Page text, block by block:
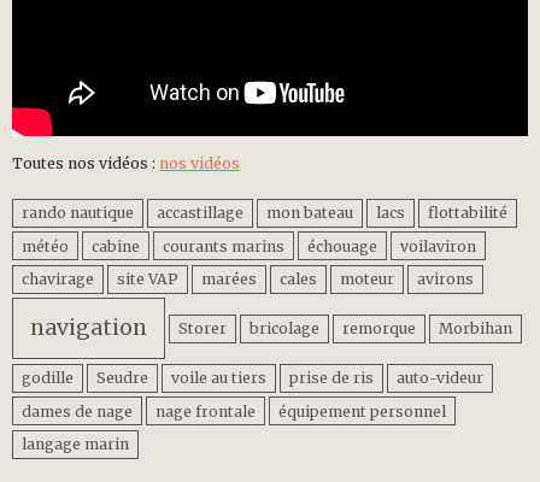
Toutes nos vidéos : nos vidéos
rando nautique accastillage mon bateau lacs
flottabilité
météo
cabine courants marins échouage
voilaviron
chavirage
site VAP marées cales moteur avirons
navigation Storer bricolage remorque Morbihan
godille Seudre voile au tiers prise de ris
auto-videur
dames de nage
nage frontale
équipement personnel
langage marin